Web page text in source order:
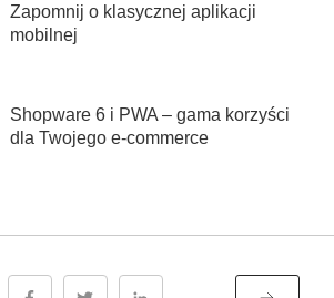
Zapomnij o klasycznej aplikacji
mobilnej
Shopware 6 i PWA – gama korzyści
dla Twojego e-commerce